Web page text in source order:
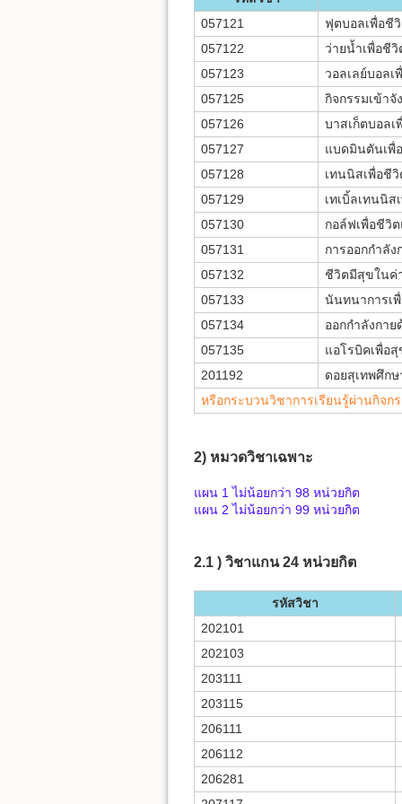
057121
ฟุตบอลเพื่อชี
057122
ว่ายนํ้าเพื่อชี
057123
วอลเลย์บอล
057125
กิจกรรมเข้าจั
057126
บาสเก็ตบอลเ
057127
แบดมินตันเพื่
057128
เทนนิสเพื่อชี
057129
เทเบิ้ลเทนนิส
057130
กอล์ฟเพื่อชีวิ
057131
การออกกำลั
057132
ชีวิตมีสุขในค่
057133
นันทนาการเ
057134
ออกกำลังกา
057135
แอโรบิคเพื่อ
201192
ดอยสุเทพศึกษ
หรือกระบวนวิชาการเรียนรู้ผ่านกิจก
2) หมวดวิชาเฉพาะ
แผน 1 ไม่น้อยกว่า 98 หน่วยกิต
แผน 2 ไม่น้อยกว่า 99 หน่วยกิต
2.1 ) วิชาแกน 24 หน่วยกิต
รหัสวิชา
202101
202103
203111
203115
206111
206112
206281